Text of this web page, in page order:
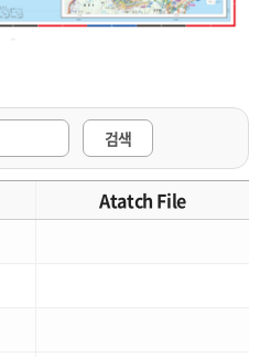
검색
Atatch File